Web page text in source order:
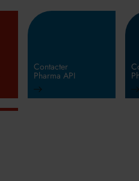
Contacter
Pharma API